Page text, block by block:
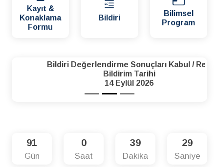
Kayıt &
Konaklama
Formu
Bildiri
Bilimsel
Program
Bildiri Değerlendirme Sonuçları Kabul / Red
Bildirim Tarihi
14 Eylül 2026
91
Gün
0
Saat
39
Dakika
28
Saniye